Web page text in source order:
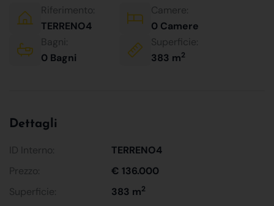
Riferimento:
TERRENO4
Camere:
0 Camere
Bagni:
0 Bagni
Superficie:
383 m2
Dettagli
ID Interno:
TERRENO4
Prezzo:
€ 136.000
Superficie:
383 m2